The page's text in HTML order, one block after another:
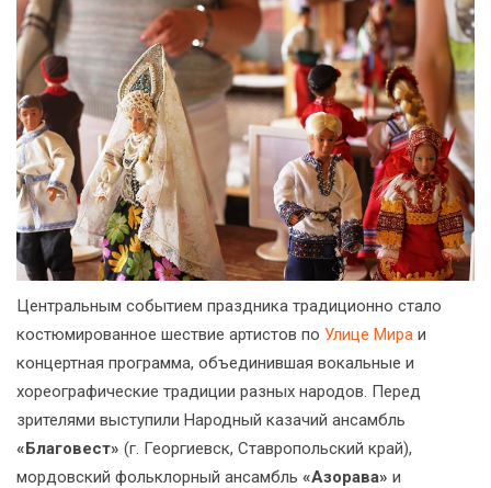
Центральным событием праздника традиционно стало
костюмированное шествие артистов по Улице Мира и
концертная программа, объединившая вокальные и
хореографические традиции разных народов. Перед
зрителями выступили Народный казачий ансамбль
«Благовест» (г. Георгиевск, Ставропольский край),
мордовский фольклорный ансамбль «Азорава» и